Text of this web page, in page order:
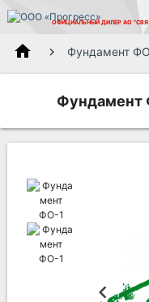
ОФИЦИАЛЬНЫЙ ДИЛЕР АО
home Фундамент
Фундамент